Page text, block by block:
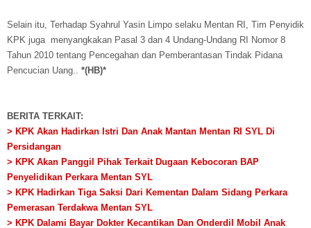
Selain itu, Terhadap Syahrul Yasin Limpo selaku Mentan RI, Tim Penyidik
KPK juga menyangkakan Pasal 3 dan 4 Undang-Undang RI Nomor 8
Tahun 2010 tentang Pencegahan dan Pemberantasan Tindak Pidana
Pencucian Uang.. *(HB)*
BERITA TERKAIT:
> KPK Akan Hadirkan Istri Dan Anak Mantan Mentan RI SYL Di
Persidangan
> KPK Akan Panggil Pihak Terkait Dugaan Kebocoran BAP
Penyelidikan Perkara Mentan SYL
> KPK Hadirkan Tiga Saksi Dari Kementan Dalam Sidang Perkara
Pemerasan Terdakwa Mentan SYL
> KPK Dalami Bayar Dokter Kecantikan Dan Onderdil Mobil Anak